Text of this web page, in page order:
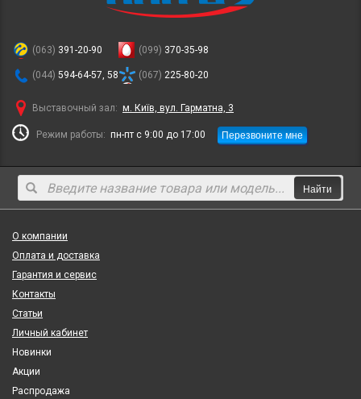
(063) 391-20-90
(044) 594-64-57, 58
(099) 370-35-98
(067) 225-80-20
Выставочный зал: м. Київ, вул. Гарматна, 3
Режим работы: пн-пт с 9:00 до 17:00 Перезвоните мне
Найти
О компании
Оплата и доставка
Гарантия и сервис
Контакты
Статьи
Личный кабинет
Новинки
Акции
Распродажа